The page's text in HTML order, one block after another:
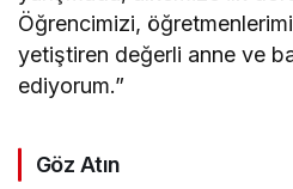
Öğrencimizi,
yetiştiren değerli anne ve
ediyorum.”
Göz Atın